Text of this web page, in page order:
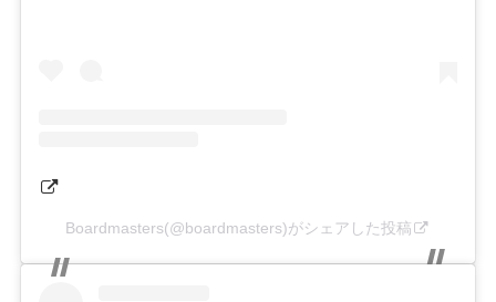
Boardmasters(@boardmasters)がシェアした投稿